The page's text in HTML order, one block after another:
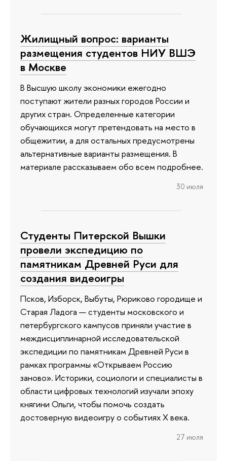
Жилищный вопрос: варианты
размещения студентов НИУ ВШЭ
в Москве
В Высшую школу экономики ежегодно
поступают жители разных городов России и
других стран. Определенные категории
обучающихся могут претендовать на место в
общежитии, а для остальных предусмотрены
альтернативные варианты размещения. В
материале рассказываем обо всем подробнее.
30 июля
Студенты Питерской Вышки
провели экспедицию по
памятникам Древней Руси для
создания видеоигры
Псков, Изборск, Выбуты, Рюриково городище и
Старая Ладога — студенты московского и
петербургского кампусов приняли участие в
междисциплинарной исследовательской
экспедиции по памятникам Древней Руси в
рамках программы «Открываем Россию
заново». Историки, социологи и специалисты в
области цифровых технологий изучали эпоху
княгини Ольги, чтобы помочь создать
достоверную видеоигру о событиях X века.
27 июля